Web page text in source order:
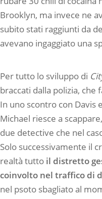
Brooklyn, ma invece ne
subito stati raggiunti da
avevano ingaggiato una
Per tutto lo sviluppo di
braccati dalla polizia,
In uno scontro con Davis
Michael riesce a
due detective che nel
Solo successivamente il
realtà tutto il distretto
coinvolto nel traffico di
nel psoto sbagliato al